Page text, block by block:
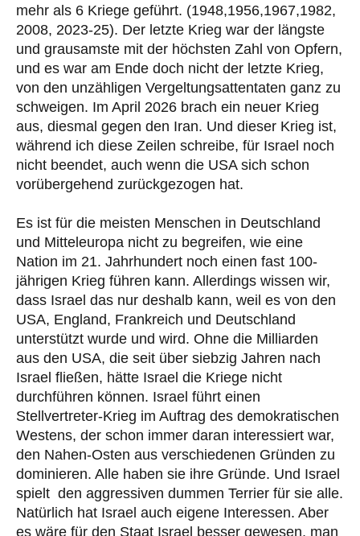
mehr als 6 Kriege geführt. (1948,1956,1967,1982,
2008, 2023-25). Der letzte Krieg war der längste
und grausamste mit der höchsten Zahl von Opfern,
und es war am Ende doch nicht der letzte Krieg,
von den unzähligen Vergeltungsattentaten ganz zu
schweigen. Im April 2026 brach ein neuer Krieg
aus, diesmal gegen den Iran. Und dieser Krieg ist,
während ich diese Zeilen schreibe, für Israel noch
nicht beendet, auch wenn die USA sich schon
vorübergehend zurückgezogen hat.
Es ist für die meisten Menschen in Deutschland
und Mitteleuropa nicht zu begreifen, wie eine
Nation im 21. Jahrhundert noch einen fast 100-
jährigen Krieg führen kann. Allerdings wissen wir,
dass Israel das nur deshalb kann, weil es von den
USA, England, Frankreich und Deutschland
unterstützt wurde und wird. Ohne die Milliarden
aus den USA, die seit über siebzig Jahren nach
Israel fließen, hätte Israel die Kriege nicht
durchführen können. Israel führt einen
Stellvertreter-Krieg im Auftrag des demokratischen
Westens, der schon immer daran interessiert war,
den Nahen-Osten aus verschiedenen Gründen zu
dominieren. Alle haben sie ihre Gründe. Und Israel
spielt den aggressiven dummen Terrier für sie alle.
Natürlich hat Israel auch eigene Interessen. Aber
es wäre für den Staat Israel besser gewesen, man